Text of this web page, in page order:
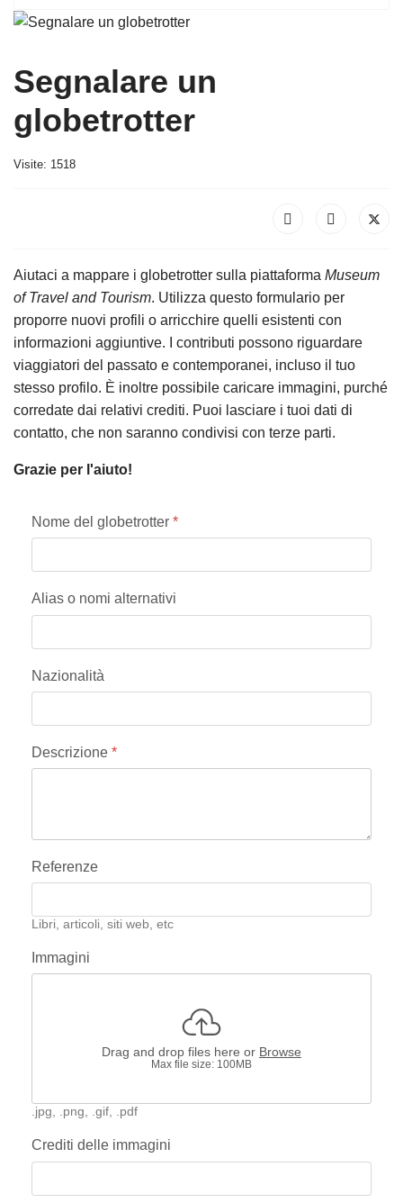
Segnalare un
globetrotter
Visite: 1518
Aiutaci a mappare i globetrotter sulla piattaforma Museum
of Travel and Tourism. Utilizza questo formulario per
proporre nuovi profili o arricchire quelli esistenti con
informazioni aggiuntive. I contributi possono riguardare
viaggiatori del passato e contemporanei, incluso il tuo
stesso profilo. È inoltre possibile caricare immagini, purché
corredate dai relativi crediti. Puoi lasciare i tuoi dati di
contatto, che non saranno condivisi con terze parti.
Grazie per l'aiuto!
Nome del globetrotter *
Alias o nomi alternativi
Nazionalità
Descrizione *
Referenze
Libri, articoli, siti web, etc
Immagini
Drag and drop files here or Browse
Max file size: 100MB
.jpg, .png, .gif, .pdf
Crediti delle immagini